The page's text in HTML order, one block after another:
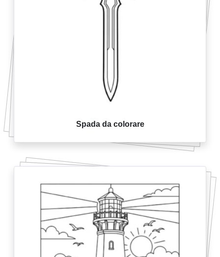
Spada da colorare